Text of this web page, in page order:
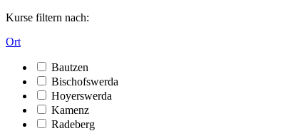
Kurse filtern nach:
Ort
Bautzen
Bischofswerda
Hoyerswerda
Kamenz
Radeberg